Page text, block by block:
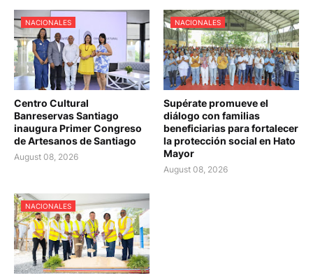
NACIONALES
Centro Cultural
Banreservas Santiago
inaugura Primer Congreso
de Artesanos de Santiago
August 08, 2026
NACIONALES
Supérate promueve el
diálogo con familias
beneficiarias para fortalecer
la protección social en Hato
Mayor
August 08, 2026
NACIONALES